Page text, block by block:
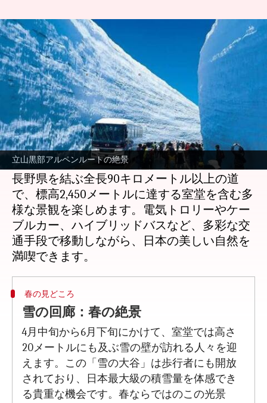
立山黒部アルペンルートの絶景
立山黒部アルペンルート：冒険
者の究極の旅
著者 Keito Komeda Jul 04, 2026 10:03 am
どんな話なの
日本アルプス北部に位置する立山黒部アルペ
ンルートは、自然愛好家や冒険者にとって魅
力的な旅行先です。このルートは、富山県と
長野県を結ぶ全長90キロメートル以上の道
で、標高2,450メートルに達する室堂を含む多
様な景観を楽しめます。電気トロリーやケー
ブルカー、ハイブリッドバスなど、多彩な交
通手段で移動しながら、日本の美しい自然を
春の見どころ
雪の回廊：春の絶景
4月中旬から6月下旬にかけて、室堂では高さ
20メートルにも及ぶ雪の壁が訪れる人々を迎
えます。この「雪の大谷」は歩行者にも開放
されており、日本最大級の積雪量を体感でき
る貴重な機会です。春ならではのこの光景